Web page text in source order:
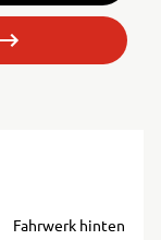
Fahrwerk hinten